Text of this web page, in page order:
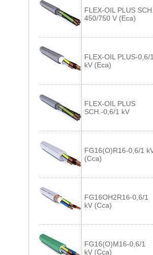
FLEX-OIL PLUS SCH.
450/750 V (Eca)
FLEX-OIL PLUS-0,6/1
kV (Eca)
FLEX-OIL PLUS
SCH.-0,6/1 kV
FG16(O)R16-0,6/1
(Cca)
FG16OH2R16-0,6/1
kV (Cca)
FG16(O)M16-0,6/1
kV (Cca)